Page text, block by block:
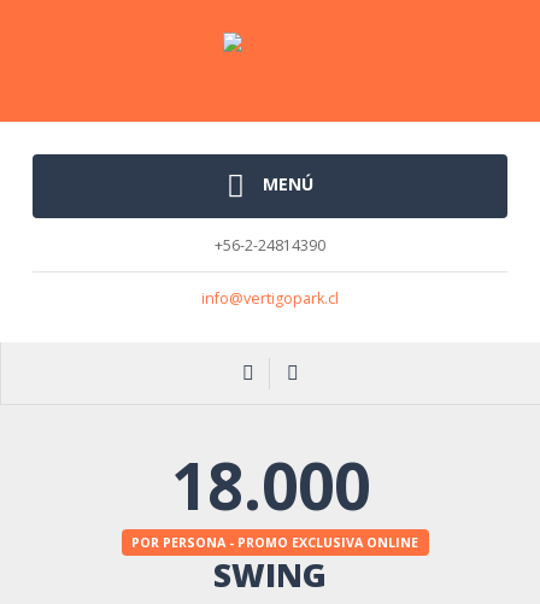
MENÚ
+56-2-24814390
info@vertigopark.cl
18.000
POR PERSONA - PROMO EXCLUSIVA ONLINE
SWING